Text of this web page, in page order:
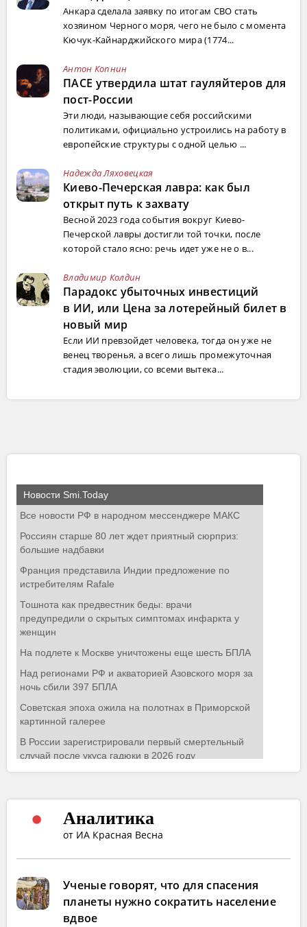
Анкара сделала заявку по итогам СВО стать
хозяином Черного моря, чего не было с момента
Кючук-Кайнарджийского мира (1774...
Антон Копнин
ПАСЕ утвердила штат гауляйтеров для
пост-России
Эти люди, называющие себя российскими
политиками, официально устроились на работу в
европейские структуры с одной целью ...
Надежда Ляховецкая
Киево-Печерская лавра: как был
открыт путь к захвату
Весной 2023 года события вокруг Киево-
Печерской лавры достигли той точки, после
которой стало ясно: речь идет уже не о в...
Владимир Колдин
Парадокс убыточных инвестиций
в ИИ, или Цена за лотерейный билет в
новый мир
Если ИИ превзойдет человека, тогда он уже не
венец творенья, а всего лишь промежуточная
стадия эволюции, со всеми вытека...
Аналитика
от ИА Красная Весна
Ученые говорят, что для спасения
планеты нужно сократить население
вдвое